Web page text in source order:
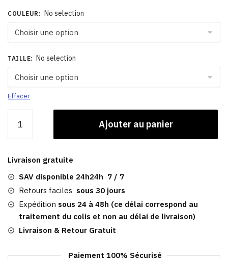
COULEUR : No selection
TAILLE: No selection
Effacer
Casquette
City
|
Baseball
Ajouter au panier
Livraison gratuite
SAV disponible 24h24h 7 / 7
Retours faciles sous 30 jours
Expédition sous 24 à 48h (ce délai correspond au
traitement du colis et non au délai de livraison)
Livraison & Retour Gratuit
Paiement 100% Sécurisé